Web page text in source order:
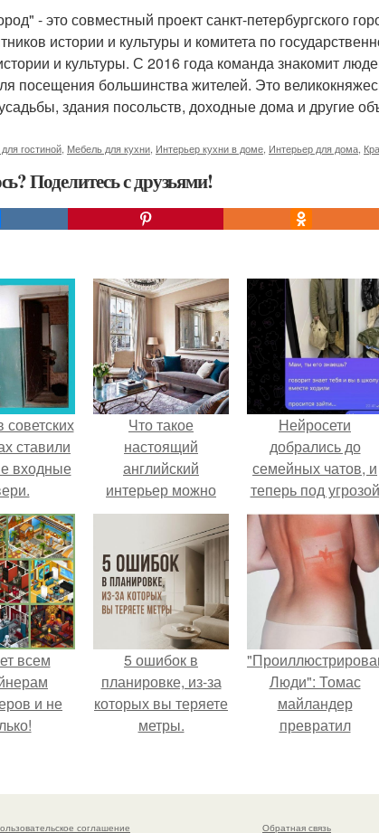
- это совместный проект санкт-петербургского
истории и культуры и комитета по
и культуры. С 2016 года команда знакомит
посещения большинства жителей. Это
здания посольств, доходные дома и другие
гостиной Мебель для кухни Интерьер кухни в доме Интерьер для дома
Поделитесь с друзьями!
ставили
входные
Что такое
настоящий
английский
интерьер можно
наблюдать в
полной мере в этой
прекрасной
квартире в
викторианском
доме в лондонском
ноттинг хилл.
Нейросети
добрались до
семейных чатов, и
теперь под угрозой
мамины нервы.
всем
и не
5 ошибок в
планировке, из-за
которых вы теряете
метры.
Люди": Томас
майландер
превратил
соглашение Обратная связь